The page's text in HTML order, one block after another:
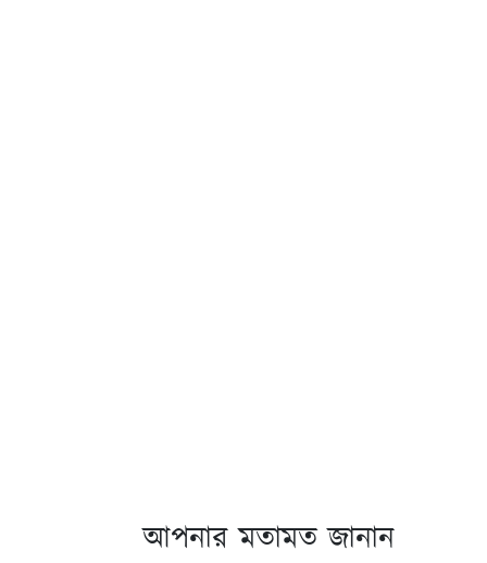
আপনার মতামত জানান